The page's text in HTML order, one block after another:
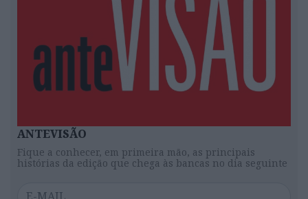
ANTEVISÃO
Fique a conhecer, em primeira mão, as principais
histórias da edição que chega às bancas no dia seguinte